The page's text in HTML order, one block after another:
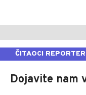
ČITAOCI
Dojavite nam